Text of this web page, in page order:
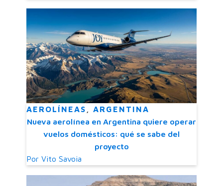
AEROLÍNEAS
ARGENTINA
Nueva aerolínea en Argentina quiere operar
vuelos domésticos: qué se sabe del
proyecto
Por Vito Savoia